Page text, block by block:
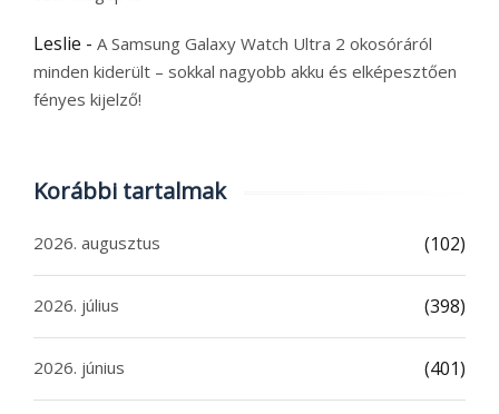
Leslie - A Samsung Galaxy Watch Ultra 2 okosóráról
minden kiderült – sokkal nagyobb akku és elképesztően
fényes kijelző!
Korábbi tartalmak
2026. augusztus (102)
2026. július (398)
2026. június (401)